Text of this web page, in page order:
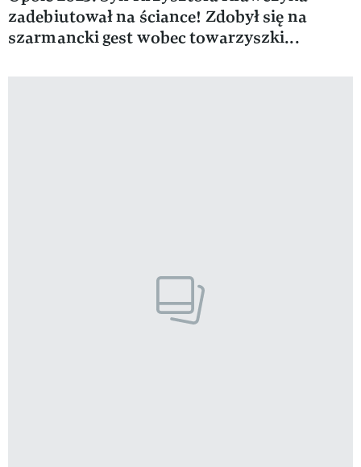
zadebiutował na ściance! Zdobył się na
szarmancki gest wobec towarzyszki...